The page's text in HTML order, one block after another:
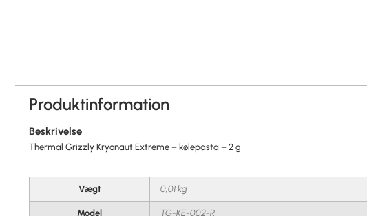
Produktinformation
Beskrivelse
Thermal Grizzly Kryonaut Extreme – kølepasta – 2 g
Vægt 0,01 kg
Model TG-KE-002-R